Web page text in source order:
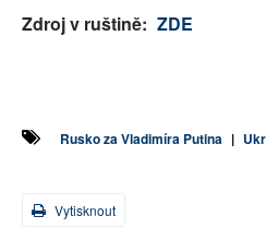
Zdroj v ruštině: ZDE
Rusko za Vladimíra Putina |
Vytisknout